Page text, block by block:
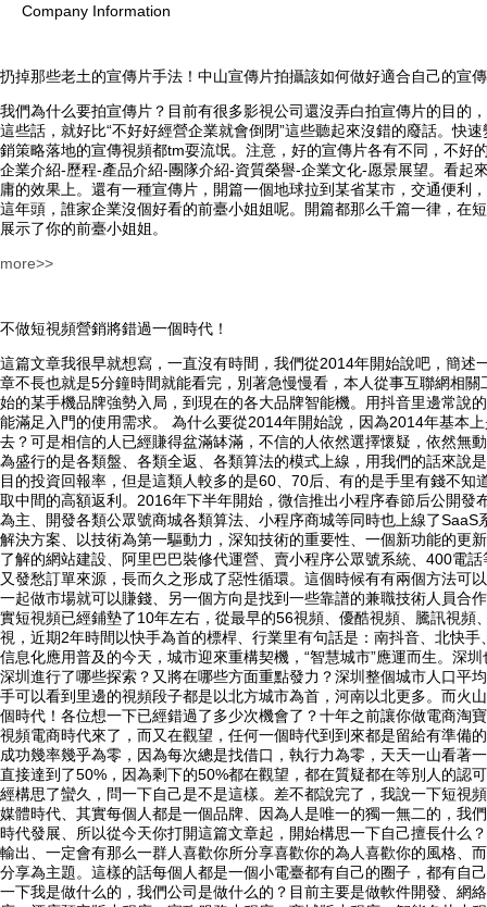
Company Information
扔掉那些老土的宣傳片手法！中山宣傳片拍攝該如何做好適合自己的宣
我們為什么要拍宣傳片？目前有很多影視公司還沒弄白拍宣傳片的目的
這些話，就好比“不好好經營企業就會倒閉”這些聽起來沒錯的廢話。快
銷策略落地的宣傳視頻都tm耍流氓。注意，好的宣傳片各有不同，不
企業介紹-歷程-產品介紹-團隊介紹-資質榮譽-企業文化-愿景展望。看起
庸的效果上。還有一種宣傳片，開篇一個地球拉到某省某市，交通便利
這年頭，誰家企業沒個好看的前臺小姐姐呢。開篇都那么千篇一律，在
展示了你的前臺小姐姐。
more>>
不做短視頻營銷將錯過一個時代！
這篇文章我很早就想寫，一直沒有時間，我們從2014年開始說吧，簡
章不長也就是5分鐘時間就能看完，別著急慢慢看，本人從事互聯網相
始的某手機品牌強勢入局，到現在的各大品牌智能機。用抖音里邊常說
能滿足入門的使用需求。 為什么要從2014年開始說，因為2014年基本
去？可是相信的人已經賺得盆滿缽滿，不信的人依然選擇懷疑，依然無
為盛行的是各類盤、各類全返、各類算法的模式上線，用我們的話來說
目的投資回報率，但是這類人較多的是60、70后、有的是手里有錢不
取中間的高額返利。2016年下半年開始，微信推出小程序春節后公開
為主、開發各類公眾號商城各類算法、小程序商城等同時也上線了
解決方案、以技術為第一驅動力，深知技術的重要性、一個新功能的更
了解的網站建設、阿里巴巴裝修代運營、賣小程序公眾號系統、400電
又發愁訂單來源，長而久之形成了惡性循環。這個時候有有兩個方法
一起做市場就可以賺錢、另一個方向是找到一些靠譜的兼職技術人員合
實短視頻已經鋪墊了10年左右，從最早的56視頻、優酷視頻、騰訊視
視，近期2年時間以快手為首的標桿、行業里有句話是：南抖音、北快
信息化應用普及的今天，城市迎來重構契機，“智慧城市”應運而生。
深圳進行了哪些探索？又將在哪些方面重點發力？深圳整個城市人口平
手可以看到里邊的視頻段子都是以北方城市為首，河南以北更多。而火
個時代！各位想一下已經錯過了多少次機會了？十年之前讓你做電商淘
視頻電商時代來了，而又在觀望，任何一個時代到到來都是留給有準備
成功幾率幾乎為零，因為每次總是找借口，執行力為零，天天一山看著
直接達到了50%，因為剩下的50%都在觀望，都在質疑都在等別人的認
經構思了蠻久，問一下自己是不是這樣。差不都說完了，我說一下短視
媒體時代、其實每個人都是一個品牌、因為人是唯一的獨一無二的，我
時代發展、所以從今天你打開這篇文章起，開始構思一下自己擅長什么
輸出、一定會有那么一群人喜歡你所分享喜歡你的為人喜歡你的風格、
分享為主題。這樣的話每個人都是一個小電臺都有自己的圈子，都有自
一下我是做什么的，我們公司是做什么的？目前主要是做軟件開發、網